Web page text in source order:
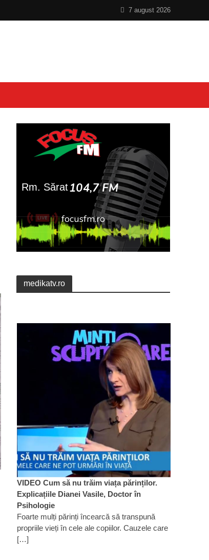
7 august 2026
medikatv.ro
VIDEO Cum să nu trăim viața părinților.
Explicațiile Dianei Vasile, Doctor în
Psihologie
Foarte mulți părinți încearcă să transpună
propriile vieți în cele ale copiilor. Cauzele care
[…]